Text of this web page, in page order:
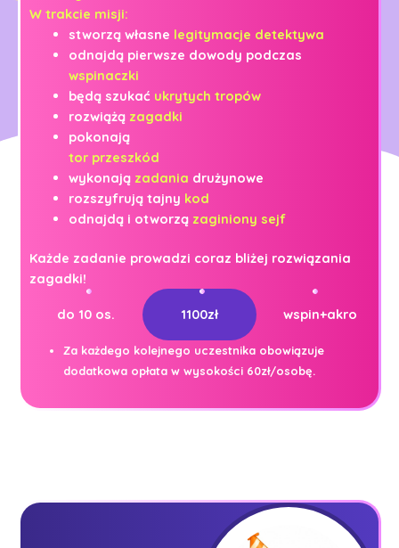
W trakcie misji:
stworzą własne legitymacje detektywa
odnajdą pierwsze dowody podczas
wspinaczki
będą szukać ukrytych tropów
rozwiążą zagadki
pokonają
tor przeszkód
wykonają zadania drużynowe
rozszyfrują tajny kod
odnajdą i otworzą zaginiony sejf
Każde zadanie prowadzi coraz bliżej rozwiązania
zagadki!
do 10 os. 1100zł wspin+akro
Za każdego kolejnego uczestnika obowiązuje
dodatkowa opłata w wysokości 60zł/osobę.